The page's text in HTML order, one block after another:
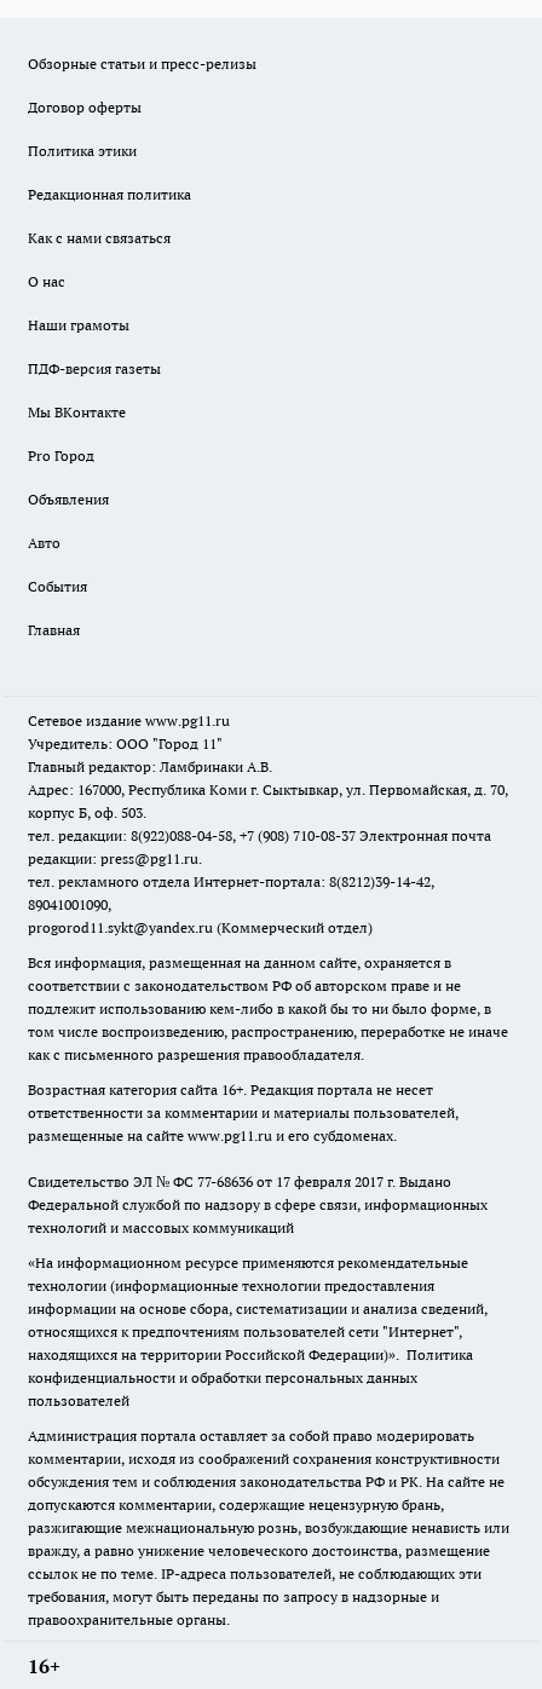
Обзорные статьи и пресс-релизы
Договор оферты
Политика этики
Редакционная политика
Как с нами связаться
О нас
Наши грамоты
ПДФ-версия газеты
Мы ВКонтакте
Pro Город
Объявления
Авто
События
Главная
Сетевое издание www.pg11.ru
Учредитель: ООО "Город 11"
Главный редактор: Ламбринаки А.В.
Адрес: 167000, Республика Коми г. Сыктывкар, ул. Первомайская, д. 70,
корпус Б, оф. 503.
тел. редакции: 8(922)088-04-58, +7 (908) 710-08-37 Электронная почта
редакции: press@pg11.ru.
тел. рекламного отдела Интернет-портала: 8(8212)39-14-42,
89041001090,
progorod11.sykt@yandex.ru (Коммерческий отдел)
Вся информация, размещенная на данном сайте, охраняется в
соответствии с законодательством РФ об авторском праве и не
подлежит использованию кем-либо в какой бы то ни было форме, в
том числе воспроизведению, распространению, переработке не иначе
как с письменного разрешения правообладателя.
Возрастная категория сайта 16+. Редакция портала не несет
ответственности за комментарии и материалы пользователей,
размещенные на сайте www.pg11.ru и его субдоменах.
Свидетельство ЭЛ № ФС 77-68636 от 17 февраля 2017 г. Выдано
Федеральной службой по надзору в сфере связи, информационных
технологий и массовых коммуникаций
«На информационном ресурсе применяются рекомендательные
технологии (информационные технологии предоставления
информации на основе сбора, систематизации и анализа сведений,
относящихся к предпочтениям пользователей сети "Интернет",
находящихся на территории Российской Федерации)». Политика
конфиденциальности и обработки персональных данных
пользователей
Администрация портала оставляет за собой право модерировать
комментарии, исходя из соображений сохранения конструктивности
обсуждения тем и соблюдения законодательства РФ и РК. На сайте не
допускаются комментарии, содержащие нецензурную брань,
разжигающие межнациональную рознь, возбуждающие ненависть или
вражду, а равно унижение человеческого достоинства, размещение
ссылок не по теме. IP-адреса пользователей, не соблюдающих эти
требования, могут быть переданы по запросу в надзорные и
правоохранительные органы.
16+